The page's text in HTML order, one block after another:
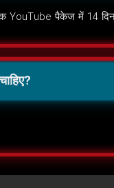
पैकेज में 14 दिन